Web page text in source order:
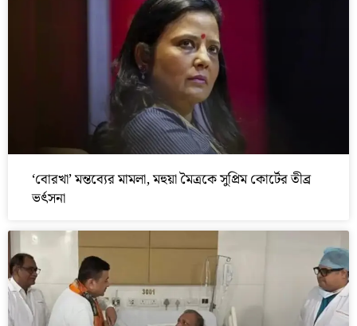
‘বোরখা’ মন্তব্যের মামলা, মহুয়া মৈত্রকে সুপ্রিম কোর্টের তীব্র
ভর্ৎসনা